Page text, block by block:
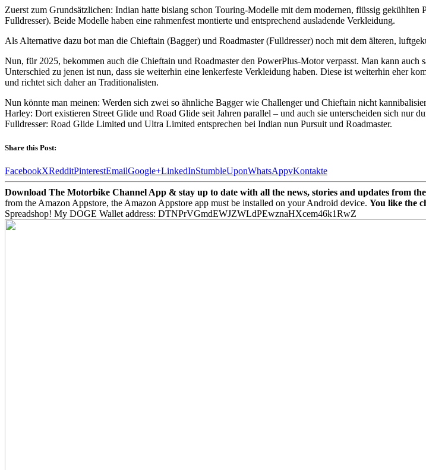
Zuerst zum Grundsätzlichen: Indian hatte bislang schon Touring-Modelle mit dem modernen, flüssig
Fulldresser). Beide Modelle haben eine rahmenfest montierte und entsprechend ausladende Verkleidung.
Als Alternative dazu bot man die Chieftain (Bagger) und Roadmaster (Fulldresser) noch mit dem älteren,
Nun, für 2025, bekommen auch die Chieftain und Roadmaster den PowerPlus-Motor verpasst. Man kann
Unterschied zu jenen ist nun, dass sie weiterhin eine lenkerfeste Verkleidung haben. Diese ist weiterhin eher
und richtet sich daher an Traditionalisten.
Nun könnte man meinen: Werden sich zwei so ähnliche Bagger wie Challenger und Chieftain nicht
Harley: Dort existieren Street Glide und Road Glide seit Jahren parallel – und auch sie unterscheiden sich
Fulldresser: Road Glide Limited und Ultra Limited entsprechen bei Indian nun Pursuit und Roadmaster.
Share this Post:
FacebookXRedditPinterestEmailGoogle+LinkedInStumbleUponWhatsAppvKontakte
Download The Motorbike Channel App & stay up to date with all the news, stories and updates from
from the Amazon Appstore, the Amazon Appstore app must be installed on your Android device. You like the
Spreadshop! My DOGE Wallet address: DTNPrVGmdEWJZWLdPEwznaHXcem46k1RwZ